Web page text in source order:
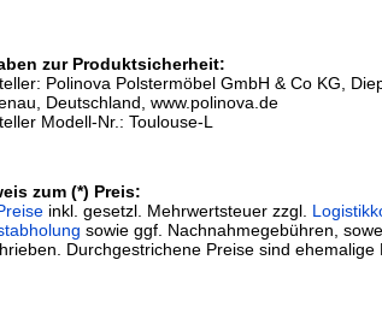
zur Produktsicherheit:
Polinova Polstermöbel GmbH & Co KG,
Deutschland, www.polinova.de
Modell-Nr.: Toulouse-L
zum (*) Preis:
inkl. gesetzl. Mehrwertsteuer zzgl.
sowie ggf. Nachnahmegebühren,
Durchgestrichene Preise sind ehemalige